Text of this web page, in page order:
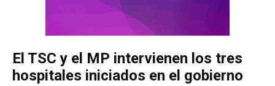
Unificación Democrática
Anticorrupción
Unificación Democrática
Anticorrupción
El TSC y el MP intervienen los tres
hospitales iniciados en el gobierno